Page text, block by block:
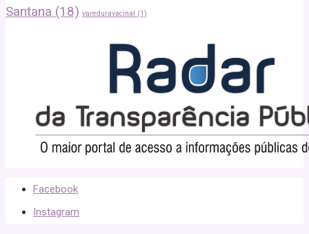
Santana (18) vareduravacinal (1)
Facebook
Instagram